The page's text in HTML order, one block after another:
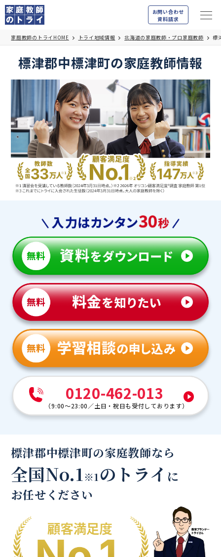
お問い合わせ
資料請求
家庭教師のトライHOME トライ地域情報 北海道の家庭教師・プロ家庭教師 標
標津郡中標津町の家庭教師情報
0120-462-013
（9:00～23:00／土日・祝日も受付しております）
標津郡中標津町の家庭教師なら
全国No.1※1のトライ に
お任せください